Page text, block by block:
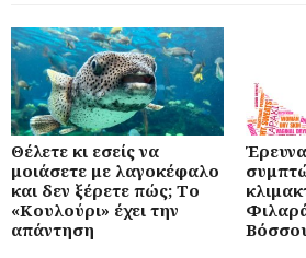
Θέλετε κι εσείς να
μοιάσετε με λαγοκέφαλο
και δεν ξέρετε πώς; Το
«Κουλούρι» έχει την
απάντηση